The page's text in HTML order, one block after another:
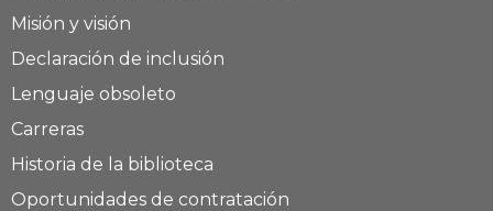
Misión y visión
Declaración de inclusión
Lenguaje obsoleto
Carreras
Historia de la biblioteca
Oportunidades de contratación